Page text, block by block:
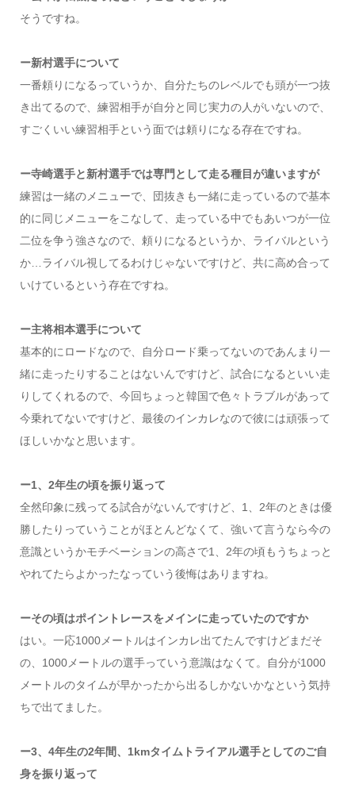
そうですね。
ー新村選手について
一番頼りになるっていうか、自分たちのレベルでも頭が一つ抜
き出てるので、練習相手が自分と同じ実力の人がいないので、
すごくいい練習相手という面では頼りになる存在ですね。
ー寺崎選手と新村選手では専門として走る種目が違いますが
練習は一緒のメニューで、団抜きも一緒に走っているので基本
的に同じメニューをこなして、走っている中でもあいつが一位
二位を争う強さなので、頼りになるというか、ライバルという
か…ライバル視してるわけじゃないですけど、共に高め合って
いけているという存在ですね。
ー主将相本選手について
基本的にロードなので、自分ロード乗ってないのであんまり一
緒に走ったりすることはないんですけど、試合になるといい走
りしてくれるので、今回ちょっと韓国で色々トラブルがあって
今乗れてないですけど、最後のインカレなので彼には頑張って
ほしいかなと思います。
ー1、2年生の頃を振り返って
全然印象に残ってる試合がないんですけど、1、2年のときは優
勝したりっていうことがほとんどなくて、強いて言うなら今の
意識というかモチベーションの高さで1、2年の頃もうちょっと
やれてたらよかったなっていう後悔はありますね。
ーその頃はポイントレースをメインに走っていたのですか
はい。一応1000メートルはインカレ出てたんですけどまだそ
の、1000メートルの選手っていう意識はなくて。自分が1000
メートルのタイムが早かったから出るしかないかなという気持
ちで出てました。
ー3、4年生の2年間、1kmタイムトライアル選手としてのご自
身を振り返って